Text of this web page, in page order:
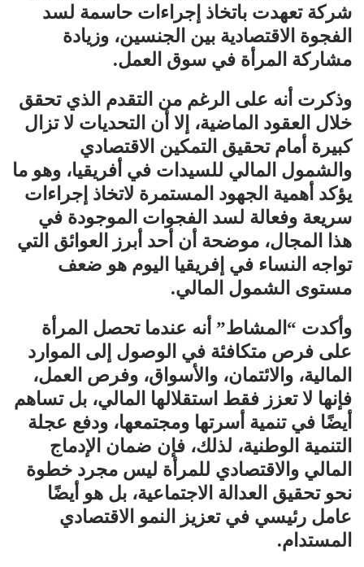
شركة تعهدت باتخاذ إجراءات حاسمة لسد
الفجوة الاقتصادية بين الجنسين، وزيادة
مشاركة المرأة في سوق العمل.
وذكرت أنه على الرغم من التقدم الذي تحقق
خلال العقود الماضية، إلا أن التحديات لا تزال
كبيرة أمام تحقيق التمكين الاقتصادي
والشمول المالي للسيدات في أفريقيا، وهو ما
يؤكد أهمية الجهود المستمرة لاتخاذ إجراءات
سريعة وفعالة لسد الفجوات الموجودة في
هذا المجال، موضحة أن أحد أبرز العوائق التي
تواجه النساء في إفريقيا اليوم هو ضعف
مستوى الشمول المالي.
وأكدت “المشاط” أنه عندما تحصل المرأة
على فرص متكافئة في الوصول إلى الموارد
المالية، والائتمان، والأسواق، وفرص العمل،
فإنها لا تعزز فقط استقلالها المالي، بل تساهم
أيضًا في تنمية أسرتها ومجتمعها، ودفع عجلة
التنمية الوطنية، لذلك، فإن ضمان الإدماج
المالي والاقتصادي للمرأة ليس مجرد خطوة
نحو تحقيق العدالة الاجتماعية، بل هو أيضًا
عامل رئيسي في تعزيز النمو الاقتصادي
المستدام.